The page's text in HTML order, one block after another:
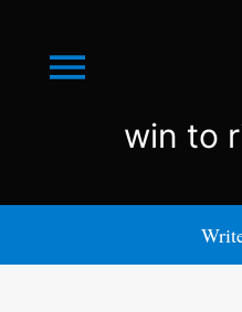
Menu
win
right
win to